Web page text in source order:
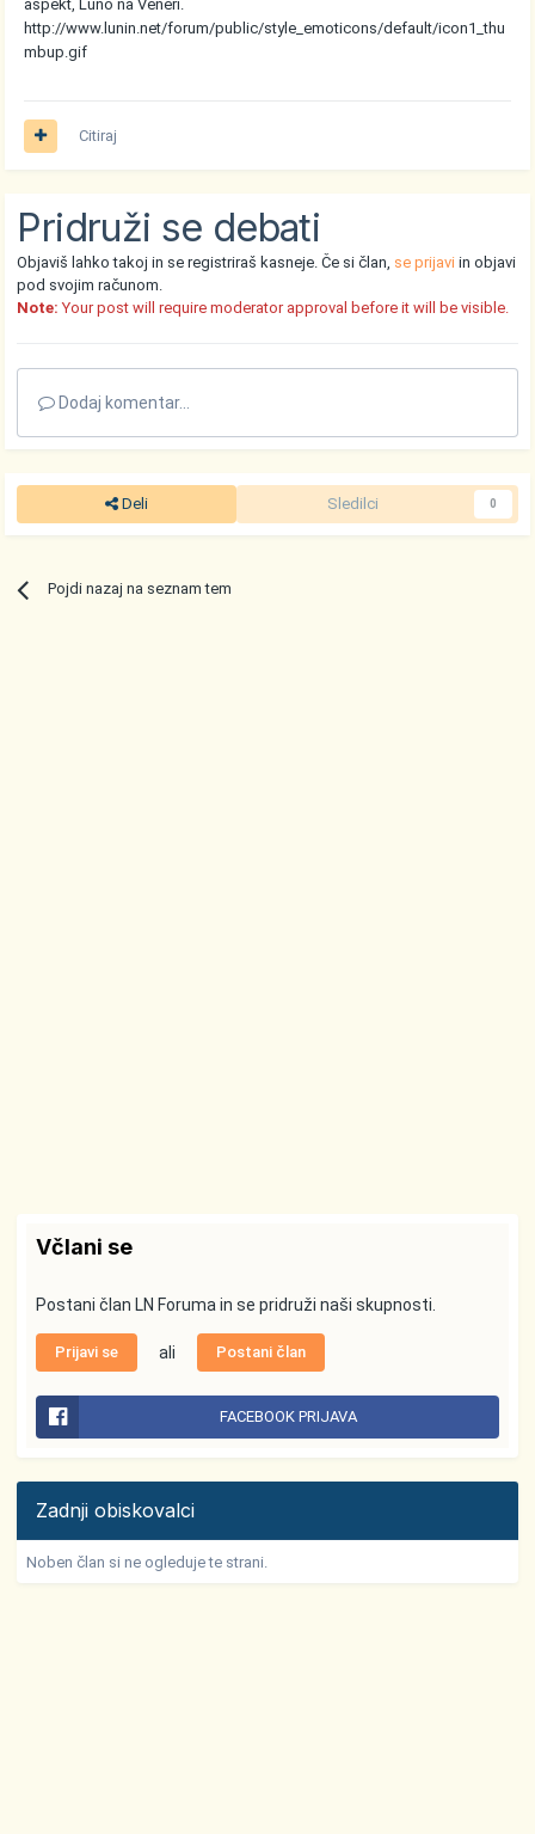
aspekt, Luno na Veneri.
http://www.lunin.net/forum/public/style_emoticons/default/icon1_thu
mbup.gif
Citiraj
Pridruži se debati
Objaviš lahko takoj in se registriraš kasneje. Če si član, se prijavi in objavi
pod svojim računom.
Note: Your post will require moderator approval before it will be visible.
Dodaj komentar...
Deli Sledilci 0
Pojdi nazaj na seznam tem
Včlani se
Postani član LN Foruma in se pridruži naši skupnosti.
Prijavi se ali Postani član
FACEBOOK PRIJAVA
Zadnji obiskovalci
Noben član si ne ogleduje te strani.